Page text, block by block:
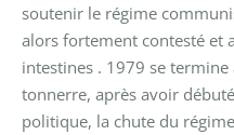
soutenir le régime
alors fortement contesté et
intestines . 1979 se
tonnerre, après avoir
politique, la chute du